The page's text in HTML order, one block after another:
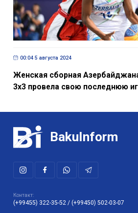
00:04 5 августа 2024
Женская сборная
3х3 провела свою последнюю
BakuInform
Контакт:
(+99455) 322-35-52 / (+99450) 502-03-07